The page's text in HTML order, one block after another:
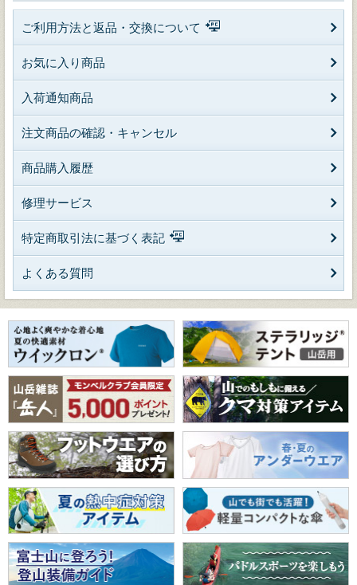
ご利用方法と返品・交換について
お気に入り商品
入荷通知商品
注文商品の確認・キャンセル
商品購入履歴
修理サービス
特定商取引法に基づく表記
よくある質問